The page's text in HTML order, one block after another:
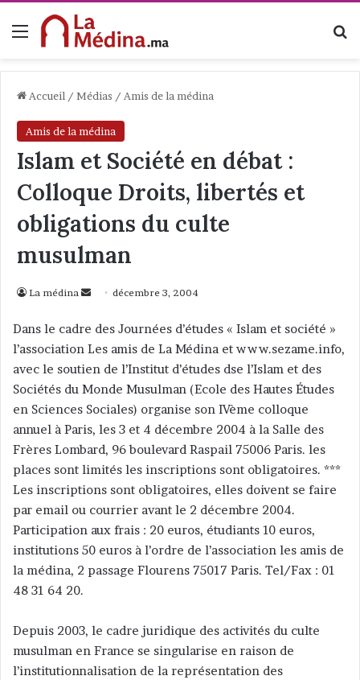
Menu
Accueil / Médias / Amis de la médina
Amis de la médina
Islam et Société en débat :
Colloque Droits, libertés et
obligations du culte
musulman
La médina
v
o
y
e
r
u
n
c
o
u
r
décembre 3, 2004
Dans le cadre des Journées d’études « Islam et société »
l’association Les amis de La Médina et www.sezame.info,
avec le soutien de l’Institut d’études dse l’Islam et des
Sociétés du Monde Musulman (Ecole des Hautes Études
en Sciences Sociales) organise son IVème colloque
annuel à Paris, les 3 et 4 décembre 2004 à la Salle des
Frères Lombard, 96 boulevard Raspail 75006 Paris. les
places sont limités les inscriptions sont obligatoires. ***
Les inscriptions sont obligatoires, elles doivent se faire
par email ou courrier avant le 2 décembre 2004.
Participation aux frais : 20 euros, étudiants 10 euros,
institutions 50 euros à l’ordre de l’association les amis de
la médina, 2 passage Flourens 75017 Paris. Tel/Fax : 01
48 31 64 20.
Depuis 2003, le cadre juridique des activités du culte
musulman en France se singularise en raison de
l’institutionnalisation de la représentation des